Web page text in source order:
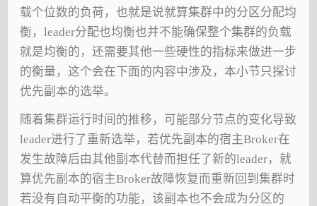
载个位数的负荷，也就是说就算集群中的分区分配均
衡，leader分配也均衡也并不能确保整个集群的负载
就是均衡的，还需要其他一些硬性的指标来做进一步
的衡量，这个会在下面的内容中涉及，本小节只探讨
优先副本的选举。
随着集群运行时间的推移，可能部分节点的变化导致
leader进行了重新选举，若优先副本的宿主Broker在
发生故障后由其他副本代替而担任了新的leader，就
算优先副本的宿主Broker故障恢复而重新回到集群时
若没有自动平衡的功能，该副本也不会成为分区的